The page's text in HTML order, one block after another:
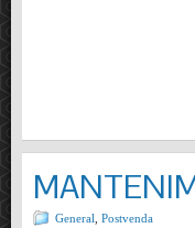
General Postvenda